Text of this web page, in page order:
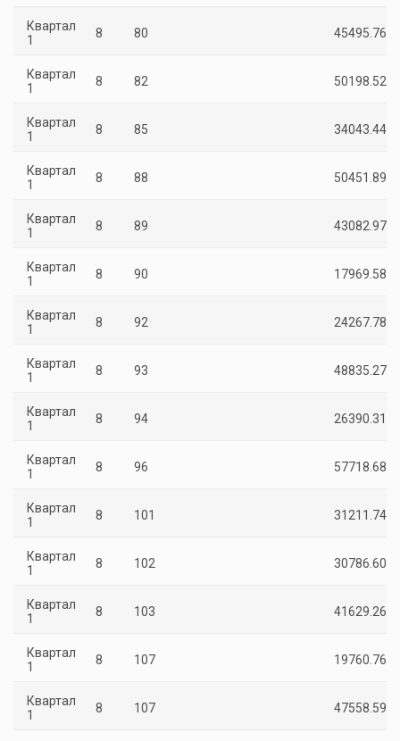
Квартал
1
8 80 45495.76
Квартал
1
8 82 50198.52
Квартал
1
8 85 34043.44
Квартал
1
8 88 50451.89
Квартал
1
8 89 43082.97
Квартал
1
8 90 17969.58
Квартал
1
8 92 24267.78
Квартал
1
8 93 48835.27
Квартал
1
8 94 26390.31
Квартал
1
8 96 57718.68
Квартал
1
8 101 31211.74
Квартал
1
8 102 30786.60
Квартал
1
8 103 41629.26
Квартал
1
8 107 19760.76
Квартал
1
8 107 47558.59